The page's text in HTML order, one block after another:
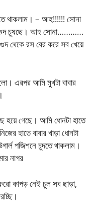
থাকলাম। – আহ!!!!!! সোনা
গুদ চুষছে। আহ সোনা…………
রস বের করে সব খেয়ে
এরপর আমি মুখটা বাবার
হয়ে গেছে। আমি ধোনটা হাতে
হাতে বাবার খাড়া ধোনটা
পজিশনে চুদতে থাকলাম।
নাগর
কাপড় নেই চুল সব ছাড়া,